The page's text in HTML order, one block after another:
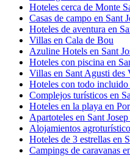
Hoteles cerca de Monte
Casas de campo en Sant
Hoteles de aventura en
Villas en Cala de Bou
Azuline Hotels en Sant
Hoteles con piscina en
Villas en Sant Agusti des
Hoteles con todo incluido
Complejos turísticos en
Hoteles en la playa en
Apartoteles en Sant
Alojamientos
Hoteles de 3 estrellas en
Campings de caravanas